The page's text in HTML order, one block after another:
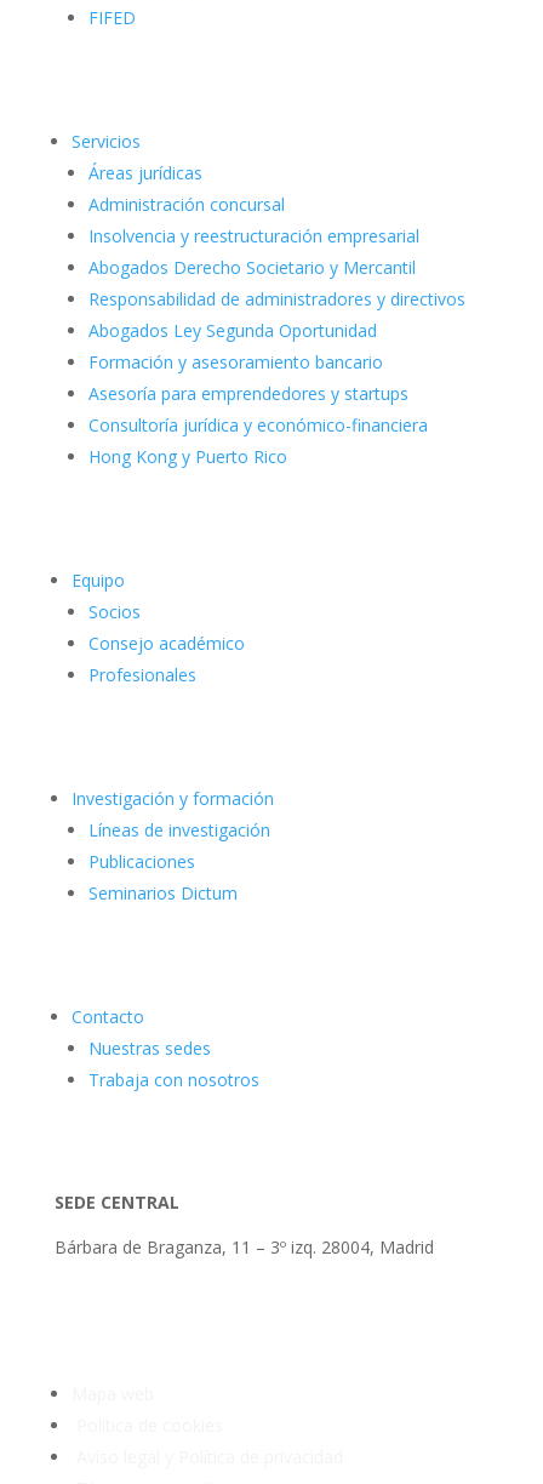
FIFED
Servicios
Áreas jurídicas
Administración concursal
Insolvencia y reestructuración empresarial
Abogados Derecho Societario y Mercantil
Responsabilidad de administradores y directivos
Abogados Ley Segunda Oportunidad
Formación y asesoramiento bancario
Asesoría para emprendedores y startups
Consultoría jurídica y económico-financiera
Hong Kong y Puerto Rico
Equipo
Socios
Consejo académico
Profesionales
Investigación y formación
Líneas de investigación
Publicaciones
Seminarios Dictum
Contacto
Nuestras sedes
Trabaja con nosotros
SEDE CENTRAL
Bárbara de Braganza, 11 – 3º izq. 28004, Madrid